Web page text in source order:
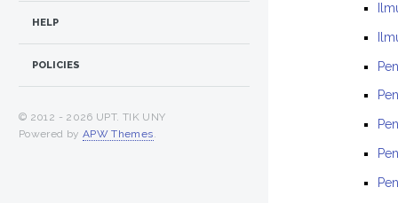
HELP
POLICIES
© 2012 - 2026 UPT. TIK UNY
Powered by APW Themes